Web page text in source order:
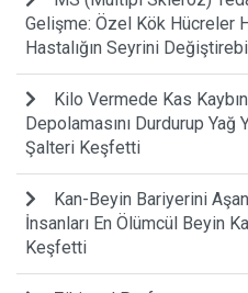
Gelişme: Özel Kök Hücreler
Hastalığın Seyrini
Kilo Vermede Kas
Depolamasını Durdurup Yağ
Şalteri Keşfetti
Kan-Beyin Bariyerini
İnsanları En Ölümcül Beyin
Keşfetti